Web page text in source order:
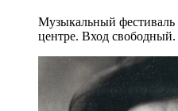
Музыкальный фестиваль
центре. Вход свободный.